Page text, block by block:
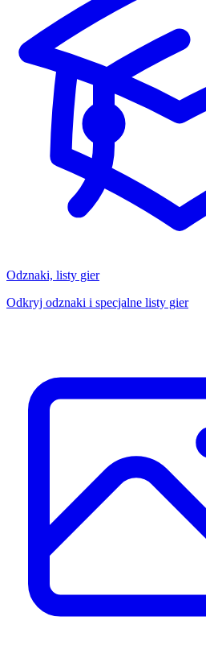
Odznaki, listy gier
Odkryj odznaki i specjalne listy gier